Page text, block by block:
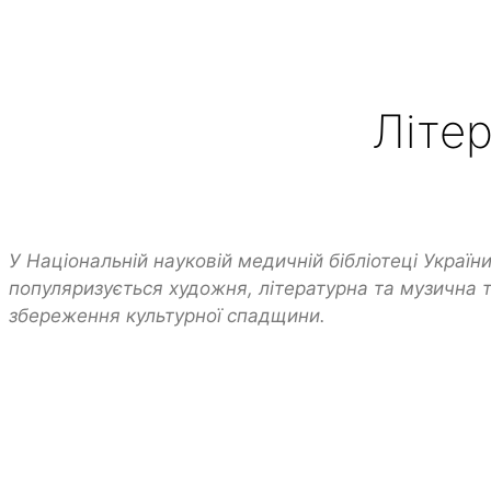
У Національній науковій медичній бібліотеці
популяризується художня, літературна та музична
збереження культурної спадщини.